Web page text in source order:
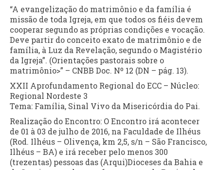
“A evangelização do matrimônio e da família é
missão de toda Igreja, em que todos os fiéis devem
cooperar segundo as próprias condições e vocação.
Deve partir do conceito exato de matrimônio e de
família, à Luz da Revelação, segundo o Magistério
da Igreja”. (Orientações pastorais sobre o
matrimônio>” – CNBB Doc. Nº 12 (DN – pág. 13).
XXII Aprofundamento Regional do ECC – Núcleo:
Regional Nordeste 3
Tema: Família, Sinal Vivo da Misericórdia do Pai.
Realização do Encontro: O Encontro irá acontecer
de 01 à 03 de julho de 2016, na Faculdade de Ilhéus
(Rod. Ilhéus – Olivença, km 2,5, s/n – São Francisco,
Ilhéus – BA) e irá receber pelo menos 300
(trezentas) pessoas das (Arqui)Dioceses da Bahia e